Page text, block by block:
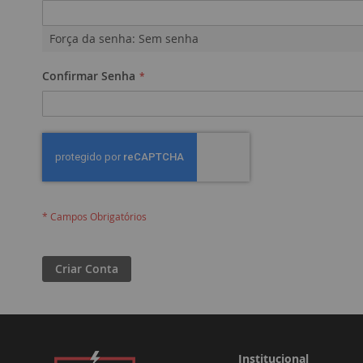
Força da senha: Sem senha
Confirmar Senha
Criar Conta
Institucional